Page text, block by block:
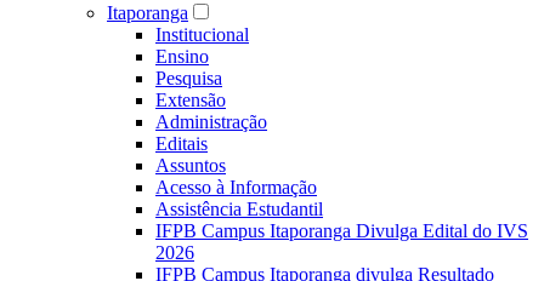
Itaporanga
Institucional
Ensino
Pesquisa
Extensão
Administração
Editais
Assuntos
Acesso à Informação
Assistência Estudantil
IFPB Campus Itaporanga Divulga Edital do IVS
2026
IFPB Campus Itaporanga divulga Resultado